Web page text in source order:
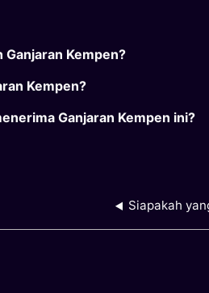
Kempen?
Kempen?
Ganjaran Kempen ini?